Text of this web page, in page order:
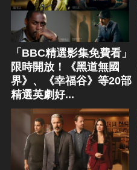
「BBC精選影集免費看」
限時開放！《黑道無國
界》、《幸福谷》等20部
精選英劇好...